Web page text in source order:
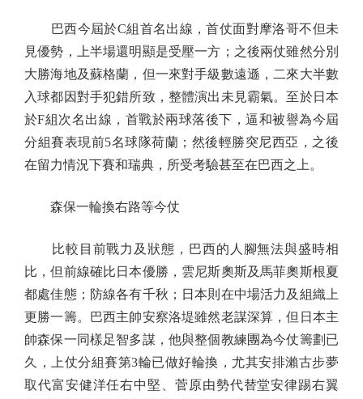
巴西今屆於C組首名出線，首仗面對摩洛哥不但未
見優勢，上半場還明顯是受壓一方；之後兩仗雖然分別
大勝海地及蘇格蘭，但一來對手級數遠遜，二來大半數
入球都因對手犯錯所致，整體演出未見霸氣。至於日本
於F組次名出線，首戰於兩球落後下，逼和被譽為今屆
分組賽表現前5名球隊荷蘭；然後輕勝突尼西亞，之後
在留力情況下賽和瑞典，所受考驗甚至在巴西之上。
森保一輪換右路等今仗
比較目前戰力及狀態，巴西的人腳無法與盛時相
比，但前線確比日本優勝，雲尼斯奧斯及馬菲奧斯根夏
都處佳態；防線各有千秋；日本則在中場活力及組織上
更勝一籌。巴西主帥安察洛堤雖然老謀深算，但日本主
帥森保一同樣足智多謀，他與整個教練團為今仗籌劃已
久，上仗分組賽第3輪已做好輪換，尤其安排瀨古步夢
取代富安健洋任右中堅、菅原由勢代替堂安律踢右翼